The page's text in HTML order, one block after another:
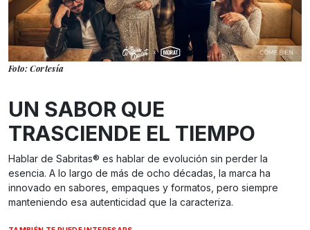
Foto: Cortesía
UN SABOR QUE
TRASCIENDE EL TIEMPO
Hablar de Sabritas® es hablar de evolución sin perder la
esencia. A lo largo de más de ocho décadas, la marca ha
innovado en sabores, empaques y formatos, pero siempre
manteniendo esa autenticidad que la caracteriza.